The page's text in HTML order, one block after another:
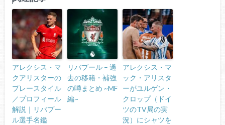
アレクシス・マ
クアリスターの
プレースタイル
／プロフィール
解説｜リバプー
ル選手名鑑
リバプール – 過
去の移籍・補強
の噂まとめ ~MF
編~
アレクシス・マ
ック・アリスタ
ーがユルゲン・
クロップ（ドイ
ツのTV局の実
況）にシャツを